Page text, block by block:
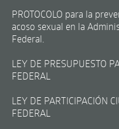
PROTOCOLO para la
acoso sexual en la
Federal.
LEY DE PRESUPUESTO
FEDERAL
LEY DE PARTICIPACIÓN
FEDERAL